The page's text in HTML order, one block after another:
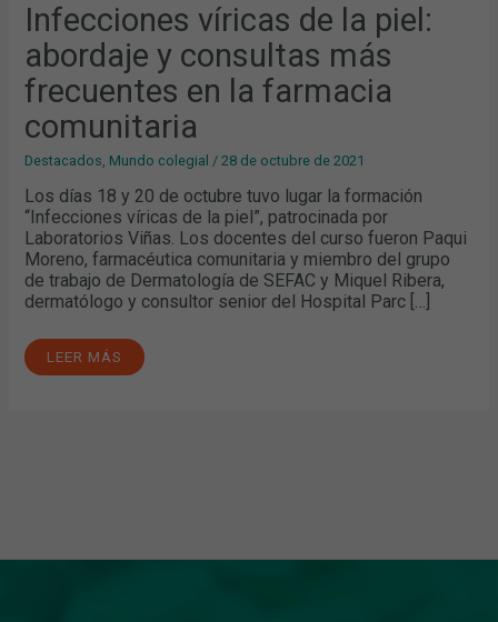
Infecciones víricas de la piel:
abordaje y consultas más
frecuentes en la farmacia
comunitaria
Destacados, Mundo colegial /28 de octubre de 2021
Los días 18 y 20 de octubre tuvo lugar la formación
“Infecciones víricas de la piel”, patrocinada por
Laboratorios Viñas. Los docentes del curso fueron Paqui
Moreno, farmacéutica comunitaria y miembro del grupo
de trabajo de Dermatología de SEFAC y Miquel Ribera,
dermatólogo y consultor senior del Hospital Parc […]
LEER MÁS